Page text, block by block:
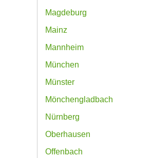
Magdeburg
Mainz
Mannheim
München
Münster
Mönchengladbach
Nürnberg
Oberhausen
Offenbach